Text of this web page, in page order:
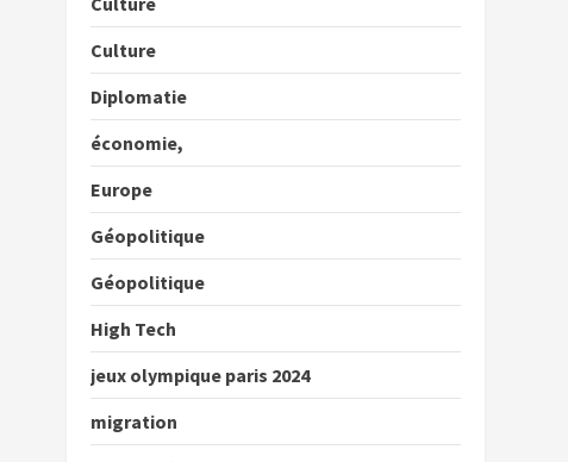
Culture
Diplomatie
économie,
Europe
Géopolitique
Géopolitique
High Tech
jeux olympique paris 2024
migration